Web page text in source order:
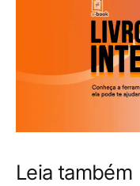
Leia também